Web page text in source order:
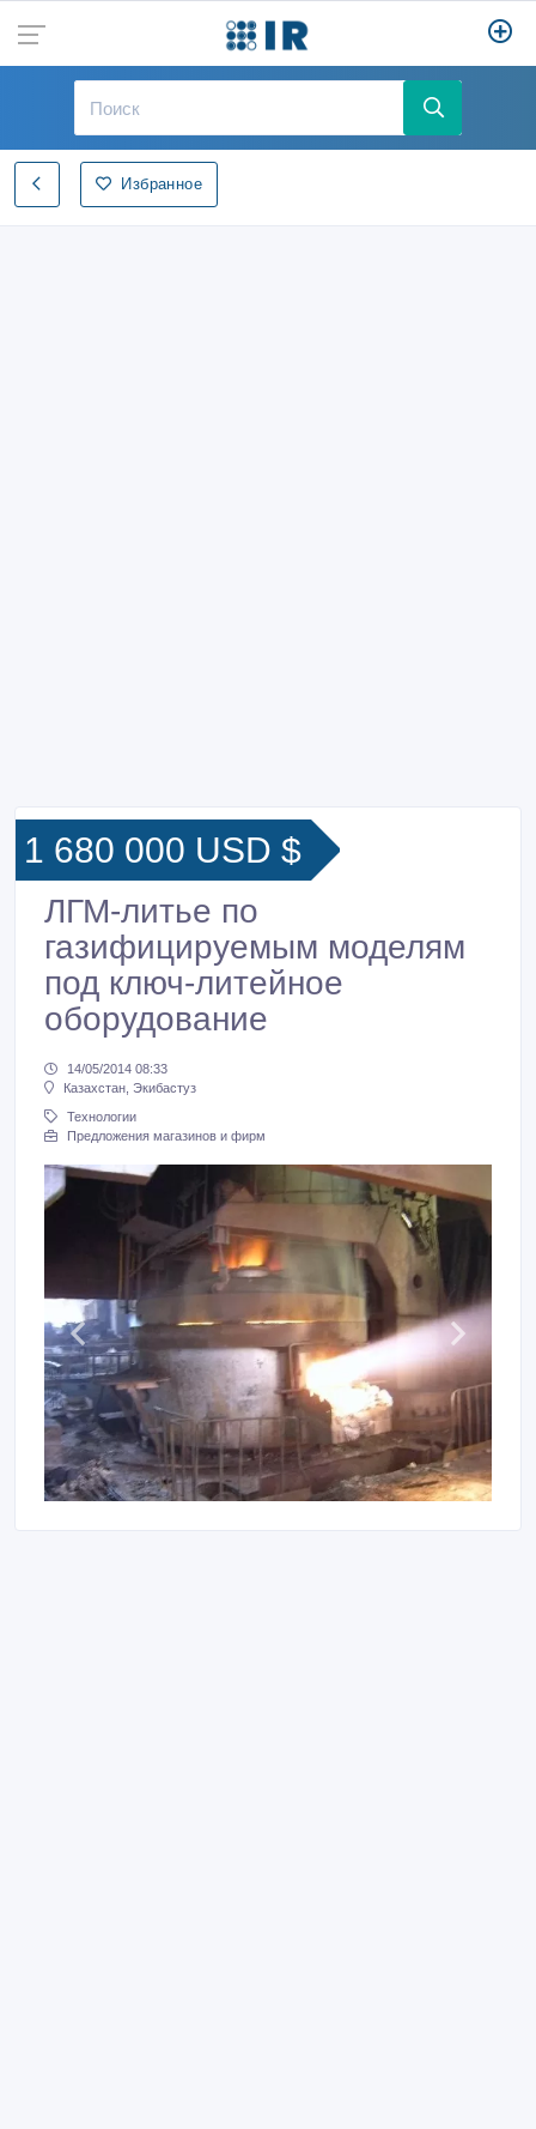
Избранное
1 680 000 USD $
ЛГМ-литье по
газифицируемым моделям
под ключ-литейное
оборудование
14/05/2014 08:33
Казахстан, Экибастуз
Технологии
Предложения магазинов и фирм